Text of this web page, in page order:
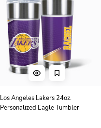
Los Angeles Lakers 24oz.
Personalized Eagle Tumbler